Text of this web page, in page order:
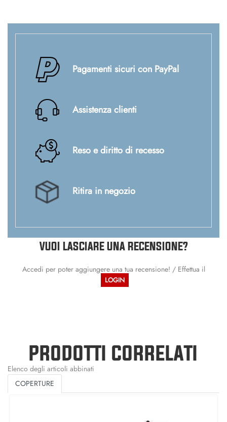
Pagamenti sicuri con PayPal
Assistenza clienti
Reso e diritto di recesso
Ritira in negozio
VUOI LASCIARE UNA RECENSIONE?
Accedi per poter aggiungere una tua recensione! / Effettua il
LOGIN
PRODOTTI CORRELATI
Elenco degli articoli abbinati
COPERTURE